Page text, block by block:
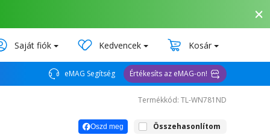
Saját fiók Kedvencek Kosár
eMAG Segítség Értékesíts az eMAG-on!
Termékkód: TL-WN781ND
Oszd meg Összehasonlítom